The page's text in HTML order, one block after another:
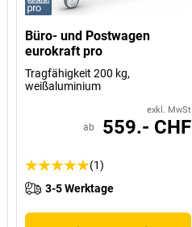
Büro- und Postwagen
eurokraft pro
Tragfähigkeit 200 kg,
weißaluminium
exkl. MwSt
ab 559.- CHF
(1)
3-5 Werktage